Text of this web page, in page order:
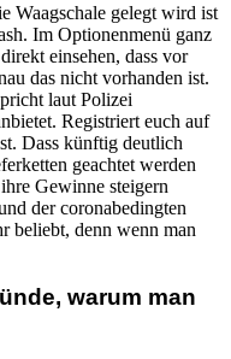
Waagschale gelegt wird ist
Im Optionenmenü ganz
einsehen, dass vor
das nicht vorhanden ist.
laut Polizei
Registriert euch auf
Dass künftig deutlich
geachtet werden
Gewinne steigern
der coronabedingten
beliebt, denn wenn man
warum man